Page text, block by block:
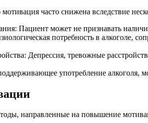
часто снижена вследствие
Пациент может не признавать
потребность в алкоголе,
Депрессия, тревожные
употребление алкоголя,
направленные на повышение